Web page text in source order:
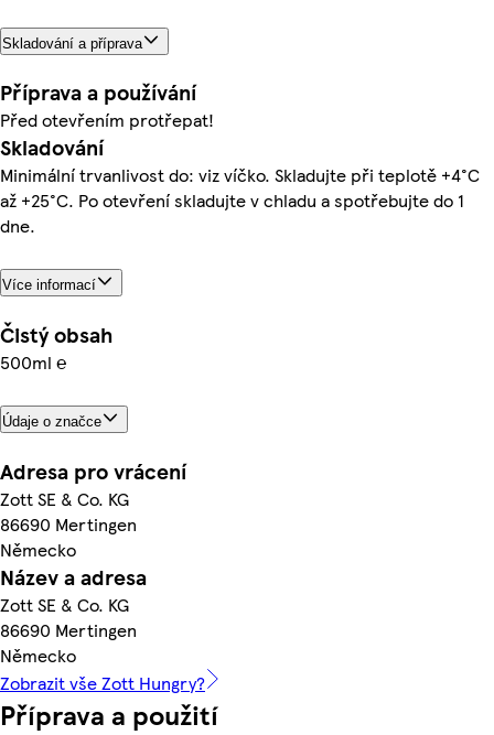
Skladování a příprava
Příprava a používání
Před otevřením protřepat!
Skladování
Minimální trvanlivost do: viz víčko. Skladujte při teplotě +4°C
až +25°C. Po otevření skladujte v chladu a spotřebujte do 1
dne.
Více informací
Čistý obsah
500ml ℮
Údaje o značce
Adresa pro vrácení
Zott SE & Co. KG
86690 Mertingen
Německo
Název a adresa
Zott SE & Co. KG
86690 Mertingen
Německo
Zobrazit vše Zott Hungry?
Příprava a použití